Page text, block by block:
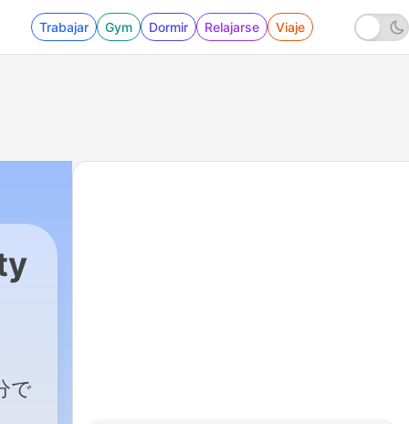
Trabajar Gym Dormir Relajarse Viaje
で